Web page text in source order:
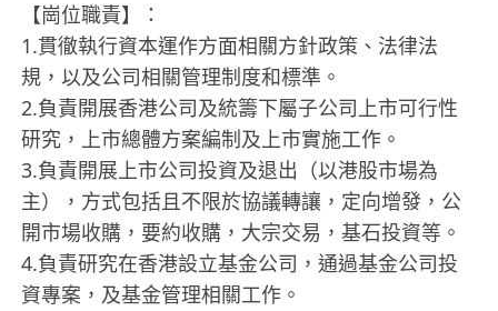
【崗位職責】：
1.貫徹執行資本運作方面相關方針政策、法律法
規，以及公司相關管理制度和標準。
2.負責開展香港公司及統籌下屬子公司上市可行性
研究，上市總體方案編制及上市實施工作。
3.負責開展上市公司投資及退出（以港股市場為
主），方式包括且不限於協議轉讓，定向增發，公
開市場收購，要約收購，大宗交易，基石投資等。
4.負責研究在香港設立基金公司，通過基金公司投
資專案，及基金管理相關工作。